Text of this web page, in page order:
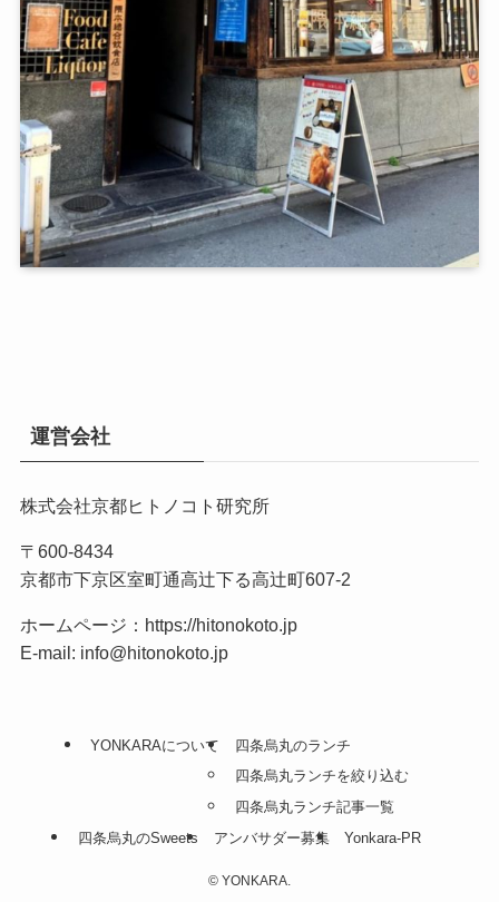
運営会社
株式会社京都ヒトノコト研究所
〒600-8434
京都市下京区室町通高辻下る高辻町607-2
ホームページ： https://hitonokoto.jp
E-mail: info@hitonokoto.jp
YONKARAについて
四条烏丸のランチ
四条烏丸ランチを絞り込む
四条烏丸ランチ記事一覧
四条烏丸のSweets
アンバサダー募集 Yonkara-PR
© YONKARA.